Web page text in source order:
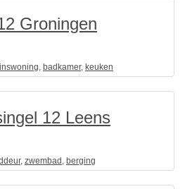
Groningen
, badkamer, keuken
12 Leens
, zwembad , berging